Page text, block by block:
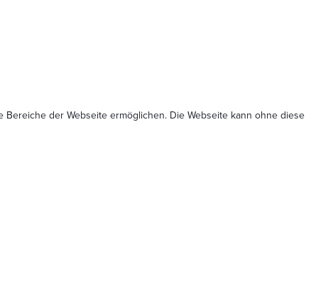
der Webseite ermöglichen. Die Webseite kann ohne diese